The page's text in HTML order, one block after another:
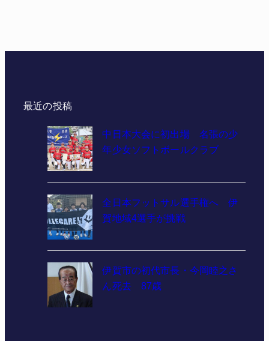
最近の投稿
中日本大会に初出場 名張の少
年少女ソフトボールクラブ
全日本フットサル選手権へ 伊
賀地域4選手が挑戦
伊賀市の初代市長・今岡睦之さ
ん死去 87歳